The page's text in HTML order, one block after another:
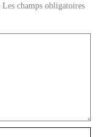
Les champs obligatoires